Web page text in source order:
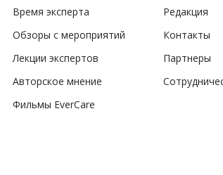
Время эксперта
Обзоры с мероприятий
Лекции экспертов
Авторское мнение
Фильмы EverCare
Редакция
Контакты
Партнеры